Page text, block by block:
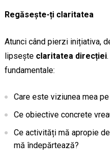
Regăsește-ți claritatea
Atunci când pierzi inițiativa,
lipsește claritatea direcției
fundamentale:
Care este viziunea mea
Ce obiective concrete
Ce activități mă apropie
mă îndepărtează?